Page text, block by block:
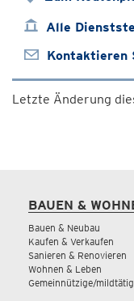
Alle
Kontaktieren
Letzte Änderung
BAUEN &
Bauen & Neubau
Kaufen & Verkaufen
Sanieren & Renovieren
Wohnen & Leben
Gemeinnützige/